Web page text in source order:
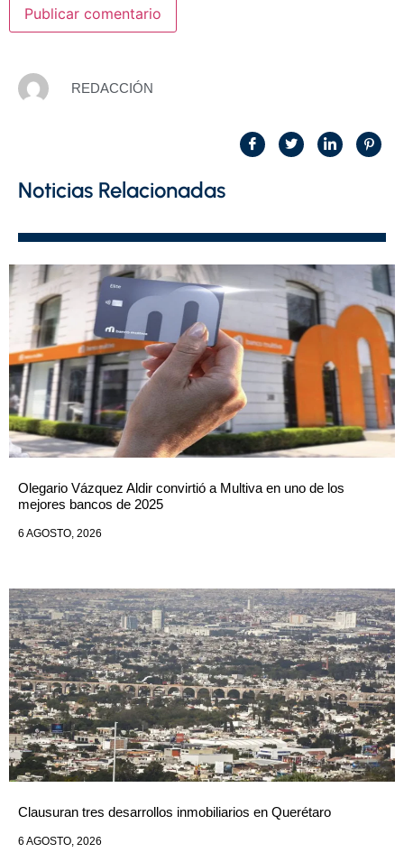
REDACCIÓN
Noticias Relacionadas
Olegario Vázquez Aldir convirtió a Multiva en uno de los
mejores bancos de 2025
6 AGOSTO, 2026
Clausuran tres desarrollos inmobiliarios en Querétaro
6 AGOSTO, 2026